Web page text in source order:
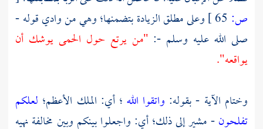
ص:
وعلى مطلق الزيادة بتضمنها؛ وهي من وادي قوله -
صلى الله عليه وسلم -: "من يرتع حول الحمى يوشك أن
يواقعه".
وختام الآية - بقوله: واتقوا الله ؛ أي: الملك الأعظم؛ لعلكم
تفلحون- مشير إلى ذلك؛ أي: واجعلوا بينكم وبين مخالفة نهيه